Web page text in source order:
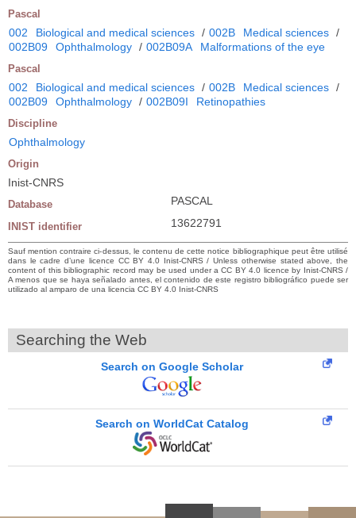
Pascal
002 Biological and medical sciences / 002B Medical sciences /
002B09
Ophthalmology / 002B09A Malformations of the eye
Pascal
002 Biological and medical sciences / 002B Medical sciences /
002B09
Ophthalmology / 002B09I Retinopathies
Discipline
Ophthalmology
Origin
Inist-CNRS
Database PASCAL
INIST identifier 13622791
Sauf mention contraire ci-dessus, le contenu de cette notice bibliographique peut être utilisé
dans le cadre d’une licence CC BY 4.0 Inist-CNRS / Unless otherwise stated above, the
content of this bibliographic record may be used under a CC BY 4.0 licence by Inist-CNRS /
A menos que se haya señalado antes, el contenido de este registro bibliográfico puede ser
utilizado al amparo de una licencia CC BY 4.0 Inist-CNRS
Searching the Web
Search on Google Scholar
Search on WorldCat Catalog